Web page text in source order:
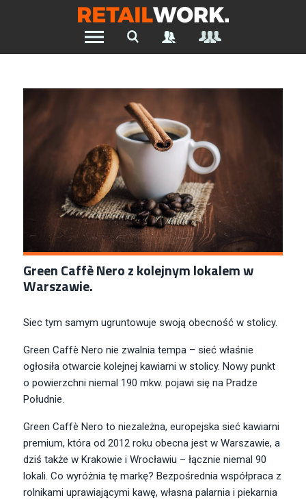
Ecommerce
Szukaj oferty pracy:
Chcesz być na bieżąco z najnowszymi ofertami w branży.
Załóż konto
Green Caffè Nero z kolejnym lokalem w
Warszawie.
Siec tym samym ugruntowuje swoją obecność w stolicy.
Green Caffè Nero nie zwalnia tempa – sieć właśnie
ogłosiła otwarcie kolejnej kawiarni w stolicy. Nowy punkt
o powierzchni niemal 190 mkw. pojawi się na Pradze
Południe.
Green Caffè Nero to niezależna, europejska sieć kawiarni
premium, która od 2012 roku obecna jest w Warszawie, a
dziś także w Krakowie i Wrocławiu – łącznie niemal 90
lokali. Co wyróżnia tę markę? Bezpośrednia współpraca z
rolnikami uprawiającymi kawę, własna palarnia i piekarnia